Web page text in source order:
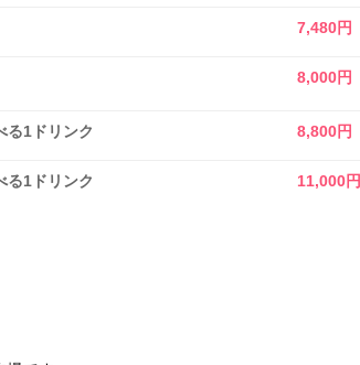
7,480円
8,000円
る1ドリンク 8,800円
る1ドリンク 11,000円